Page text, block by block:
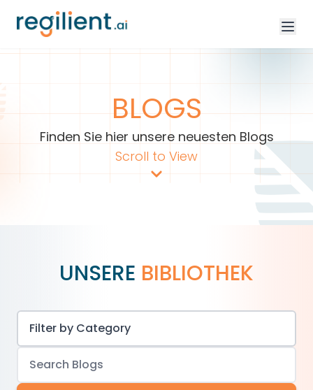
BLOGS
Finden Sie hier unsere neuesten Blogs
Scroll to View
UNSERE BIBLIOTHEK